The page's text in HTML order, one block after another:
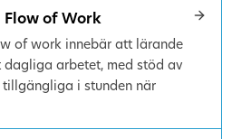
of Work
of work innebär att lärande
arbetet, med stöd av
tillgängliga i stunden när